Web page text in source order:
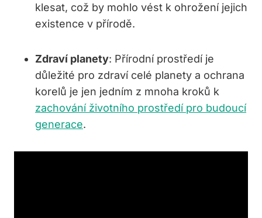
klesat, což by mohlo vést k ohrožení jejich
existence v přírodě.
Zdraví planety: Přírodní prostředí je
důležité pro zdraví celé planety a ochrana
korelů je jen jedním z mnoha kroků k
zachování životního prostředí pro budoucí
generace.